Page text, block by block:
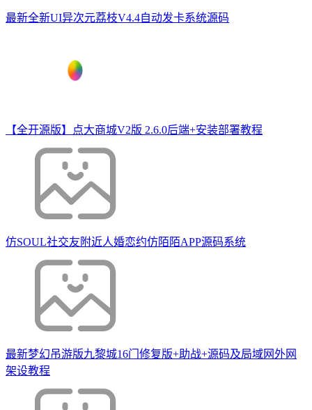
最新全新UI异次元荔枝V4.4自动发卡系统源码
【全开源版】点大商城V2版 2.6.0后端+安装部署教程
仿SOUL社交友附近人婚恋约仿陌陌APP源码系统
最新梦幻吊游版九黎城16门修复版+助战+源码及局域网外网
架设教程